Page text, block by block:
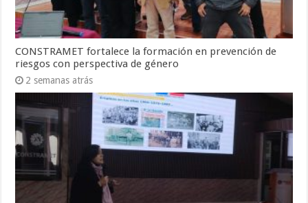
CONSTRAMET fortalece la formación en prevención de
riesgos con perspectiva de género
2 semanas atrás